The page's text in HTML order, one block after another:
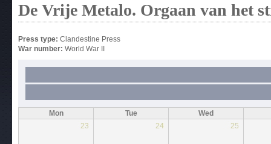
De Vrije Metalo. Orgaan van het
Press type: Clandestine Press
War number: World War II
Mon Tue
Wed
23
24 25